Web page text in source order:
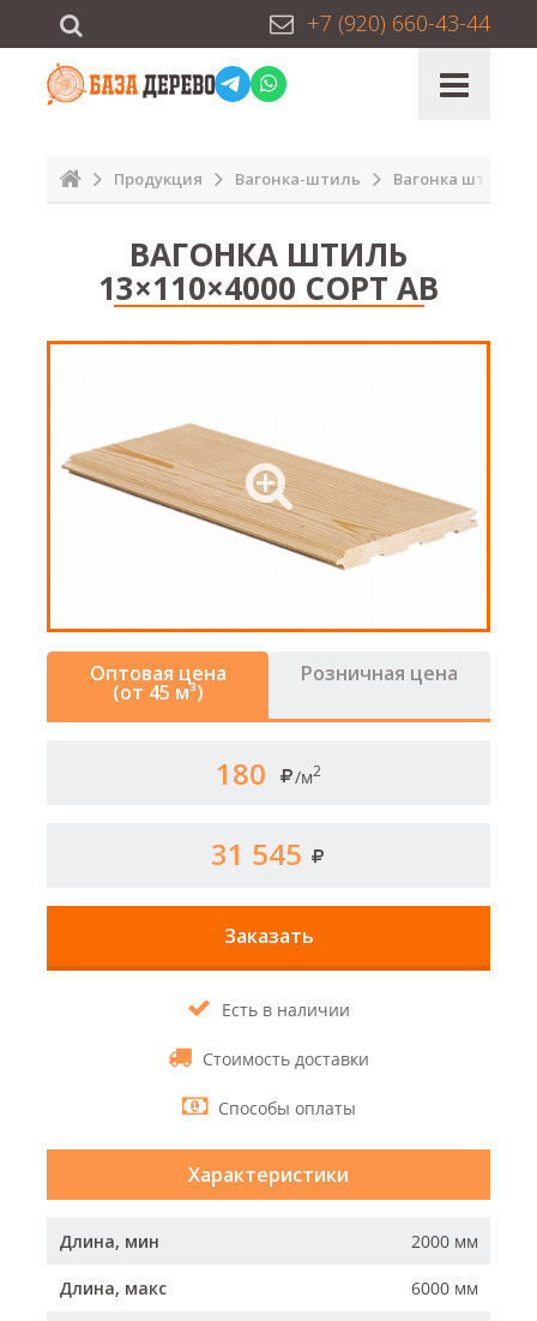
+7 (920) 660-43-44
Продукция Вагонка-штиль Вагонка штиль
ВАГОНКА ШТИЛЬ
13×110×4000 СОРТ АВ
Оптовая цена
(от 45 м³)
Розничная цена
180 /м2
31 545
Заказать
Есть в наличии
Стоимость доставки
Способы оплаты
Характеристики
Длина, мин 2000 мм
Длина, макс 6000 мм